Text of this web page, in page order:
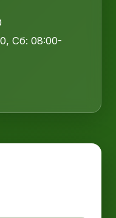
Сб: 08:00-